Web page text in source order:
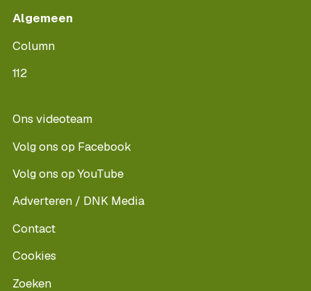
Algemeen
Column
112
Ons videoteam
Volg ons op Facebook
Volg ons op YouTube
Adverteren / DNK Media
Contact
Cookies
Zoeken